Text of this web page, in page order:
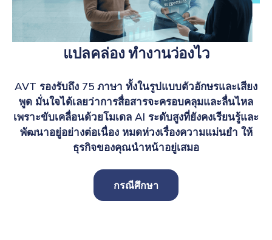
แปลคล่อง ทำงานว่องไว
AVT รองรับถึง 75 ภาษา ทั้งในรูปแบบตัวอักษรและเสียง
พูด มั่นใจได้เลยว่าการสื่อสารจะครอบคลุมและลื่นไหล
เพราะขับเคลื่อนด้วยโมเดล AI ระดับสูงที่ยังคงเรียนรู้และ
พัฒนาอยู่อย่างต่อเนื่อง หมดห่วงเรื่องความแม่นยำ ให้
ธุรกิจของคุณนำหน้าอยู่เสมอ
กรณีศึกษา